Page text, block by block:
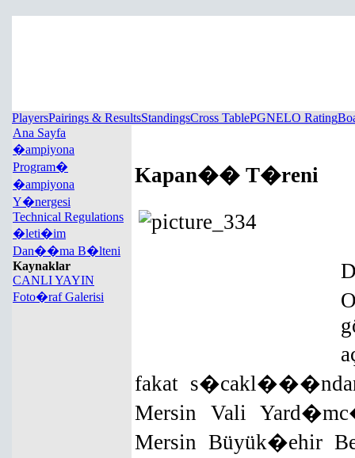
PlayersPairings & ResultsStandingsCross TablePGNELO Rating
Ana Sayfa
�ampiyona
Program�
�ampiyona
Y�nergesi
Technical Regulations
�leti�im
Dan��ma B�lteni
Kaynaklar
CANLI YAYIN
Foto�raf Galerisi
Kapan�� T�reni
fakat
Mersin Vali
Mersin Büyük�ehir